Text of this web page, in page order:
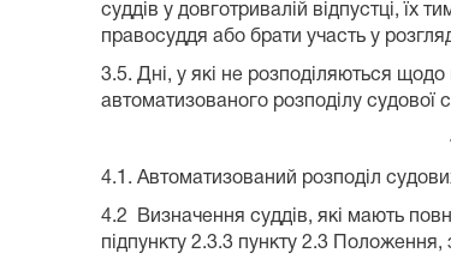
суддів у довготривалій відпустці,
правосуддя або брати участь у
3.5. Дні, у які не розподіляються
автоматизованого розподілу судової
4.1. Автоматизований розподіл
4.2 Визначення суддів, які мають
підпункту 2.3.3 пункту 2.3